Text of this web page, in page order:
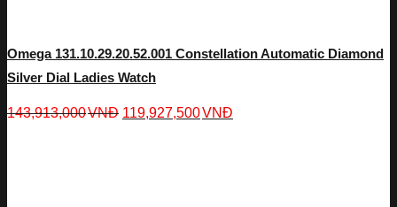
Omega 131.10.29.20.52.001 Constellation Automatic Diamond
Silver Dial Ladies Watch
143,913,000VNĐ 119,927,500VNĐ